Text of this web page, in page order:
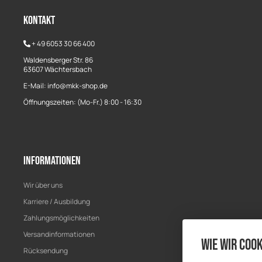
Kontakt
+49 6053 30 66 400
Waldensberger Str. 86
63607 Wächtersbach
E-Mail: info@mkk-shop.de
Öffnungszeiten: (Mo-Fr.) 8:00 - 16:30
Informationen
Wir über uns
Karriere / Ausbildung
Zahlungsmöglichkeiten
Versandinformationen
Rücksendung
Wie wir